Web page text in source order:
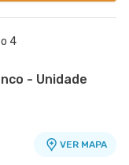
4
- Unidade
VER MAPA